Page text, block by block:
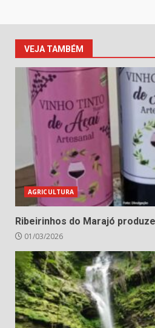
VEJA TAMBÉM
AGRICULTURA
Ribeirinhos do Marajó
01/03/2026